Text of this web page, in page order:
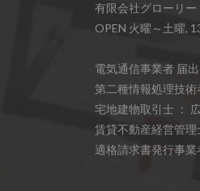
有限会社グローリー
OPEN 火曜～土曜,
電気通信事業者 届
第二種情報処理技
宅地建物取引士 ：
賃貸不動産経営管
適格請求書発行事